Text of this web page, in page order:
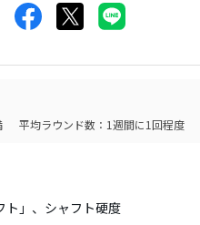
平均ラウンド数：1週間に1回程度
ト」、シャフト硬度